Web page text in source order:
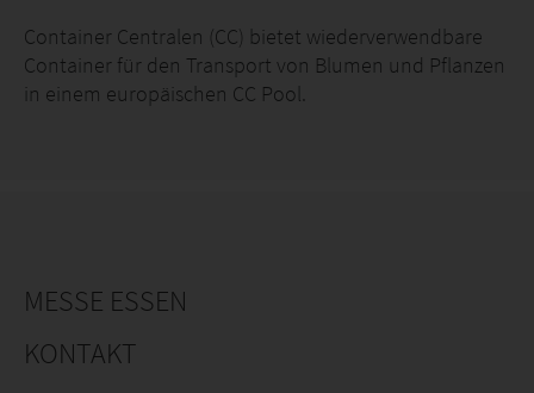
Container Centralen (CC) bietet wiederverwendbare
Container für den Transport von Blumen und Pflanzen
in einem europäischen CC Pool.
MESSE ESSEN
KONTAKT